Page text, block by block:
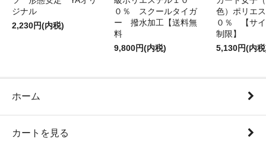
ジナル
2,230円(内税)
０％ スクールタイガ
ー 撥水加工【送料無
料
9,800円(内税)
色）ポリエ
０％ 【サ
制限】
5,130円(内
ホーム
カートを見る